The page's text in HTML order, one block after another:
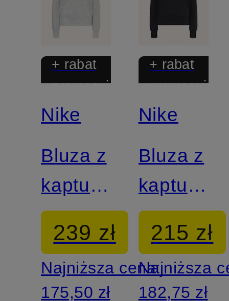
+ rabat
promocyjny
Nike
Bluza z
kapturem
SPORTSWEAR
PHOENIX
239 zł
Najniższa cena:
175,50 zł
+ rabat
promocyjny
Nike
Bluza z
kapturem
PHOENIX
215 zł
Najniższa
182,75 zł